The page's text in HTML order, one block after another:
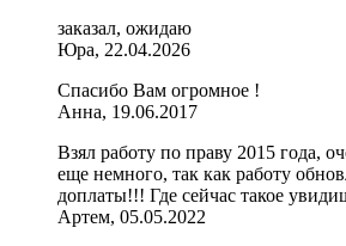
заказал, ожидаю
Юра, 22.04.2026
Спасибо Вам огромное !
Анна, 19.06.2017
Взял работу по праву 2015 года,
еще немного, так как работу
доплаты!!! Где сейчас такое
Артем, 05.05.2022